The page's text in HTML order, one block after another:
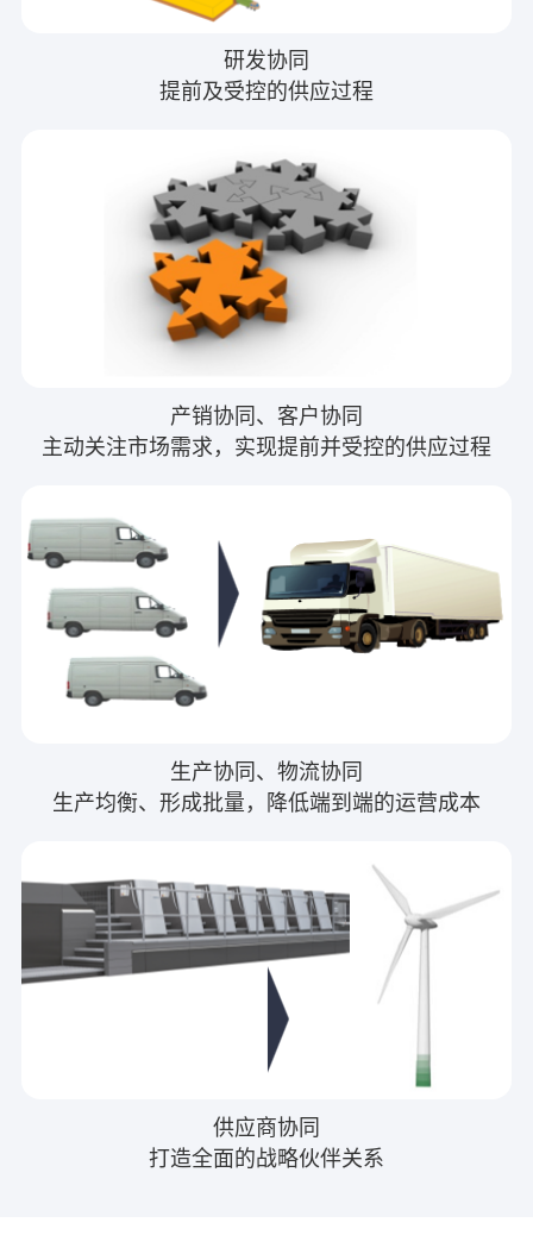
研发协同
提前及受控的供应过程
产销协同、客户协同
主动关注市场需求，实现提前并受控的供应过程
生产协同、物流协同
生产均衡、形成批量，降低端到端的运营成本
供应商协同
打造全面的战略伙伴关系